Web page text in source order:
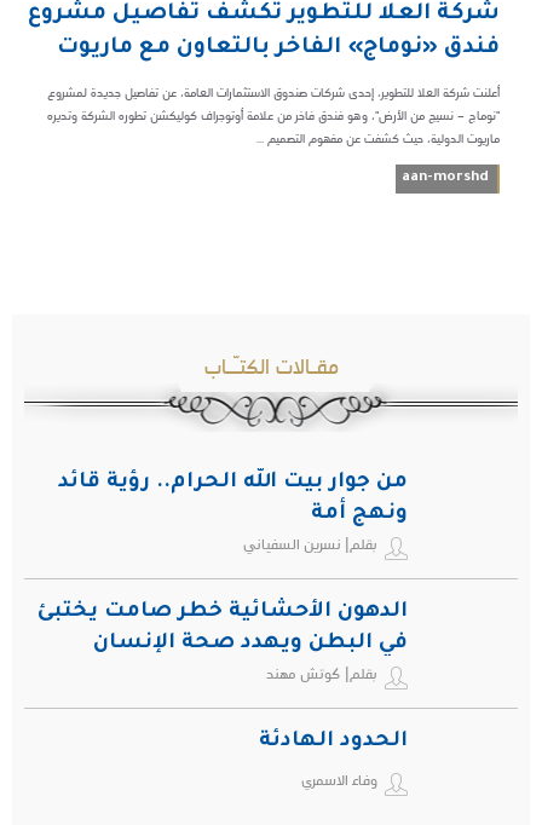
شركة العلا للتطوير تكشف تفاصيل مشروع
فندق «نوماج» الفاخر بالتعاون مع ماريوت
أعلنت شركة العلا للتطوير، إحدى شركات صندوق الاستثمارات العامة، عن تفاصيل جديدة لمشروع
"نوماج – نسيج من الأرض"، وهو فندق فاخر من علامة أوتوجراف كوليكشن تطوره الشركة وتديره
ماريوت الدولية، حيث كشفت عن مفهوم التصميم ...
aan-morshd
مقـالات الكتـّـاب
من جوار بيت الله الحرام.. رؤية قائد
ونهج أمة
بقلم| نسرين السفياني
الدهون الأحشائية خطر صامت يختبئ
في البطن ويهدد صحة الإنسان
بقلم| كوتش مهند
الحدود الهادئة
وفاء الاسمري